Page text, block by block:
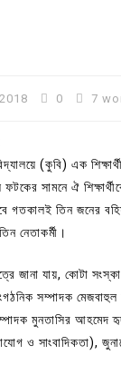
0 7
(কুবি) এক
ফটকের সামনে ঐ
গতকালই তিন জনের
নেতাকর্মী।
জানা যায়, কোটা
সম্পাদক
মুনতাসির আহমেদ
ও সাংবাদিকতা),
In